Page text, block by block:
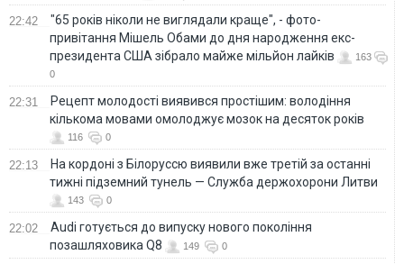
22:42
"65 років ніколи не виглядали краще", - фото-
привітання Мішель Обами до дня народження екс-
президента США зібрало майже мільйон лайків
163
0
22:31
Рецепт молодості виявився простішим: володіння
кількома мовами омолоджує мозок на десяток років
116 0
22:13
На кордоні з Білоруссю виявили вже третій за останні
тижні підземний тунель — Служба держохорони Литви
143 0
22:02
Audi готується до випуску нового покоління
позашляховика Q8
149 0